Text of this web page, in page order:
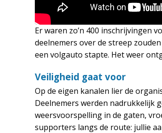
Er waren zo’n 400 inschrijvingen
deelnemers over de streep
een volgauto stapte. Het weer
Veiligheid gaat voor
Op de eigen kanalen lier de
Deelnemers werden nadrukkelijk
weersvoorspelling in de gaten,
supporters langs de route: jullie